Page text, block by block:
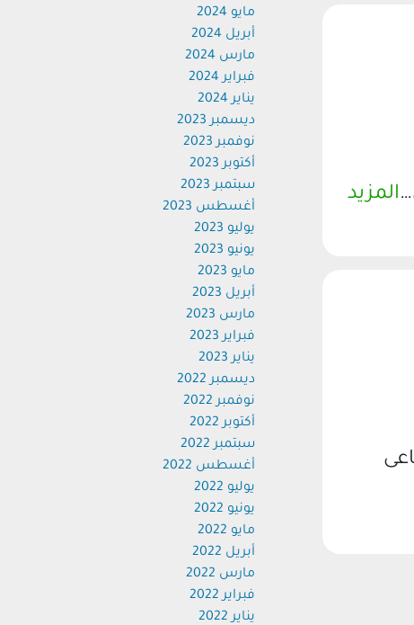
المزيد
مايو 2024
أبريل 2024
مارس 2024
فبراير 2024
يناير 2024
ديسمبر 2023
نوفمبر 2023
أكتوبر 2023
سبتمبر 2023
أغسطس 2023
يوليو 2023
يونيو 2023
مايو 2023
أبريل 2023
مارس 2023
فبراير 2023
يناير 2023
ديسمبر 2022
نوفمبر 2022
أكتوبر 2022
سبتمبر 2022
أغسطس 2022
يوليو 2022
يونيو 2022
مايو 2022
أبريل 2022
مارس 2022
فبراير 2022
يناير 2022